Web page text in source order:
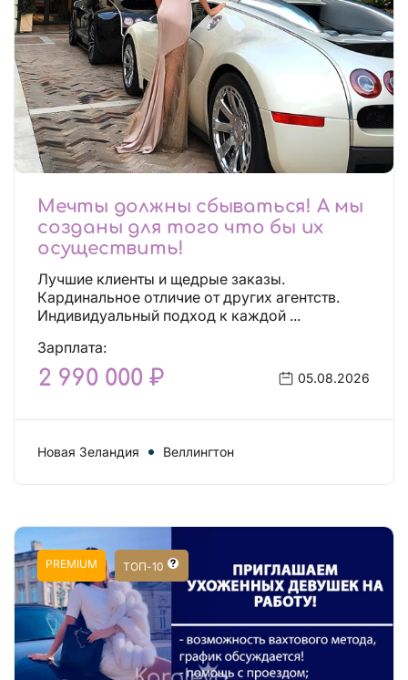
Мечты должны сбываться! А мы
созданы для того что бы их
осуществить!
Лучшие клиенты и щедрые заказы.
Кардинальное отличие от других агентств.
Индивидуальный подход к каждой ...
Зарплата:
2 990 000 ₽ 05.08.2026
Новая Зеландия Веллингтон
PREMIUM ТОП-10